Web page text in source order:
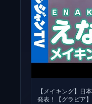
【メイキング】
発表！【グラビア